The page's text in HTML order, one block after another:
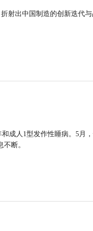
射出中国制造的创新迭代
成人1型发作性睡病。5月
断。